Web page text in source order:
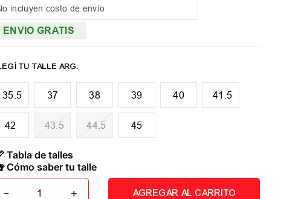
incluyen costo de envío
ENVIO GRATIS
35.5 37 38 39 40 41.5
42 43.5 44.5 45
Tabla de talles
Cómo saber tu talle
＋
－ AGREGAR AL CARRITO